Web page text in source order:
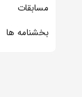
مسابقات
بخشنامه ها